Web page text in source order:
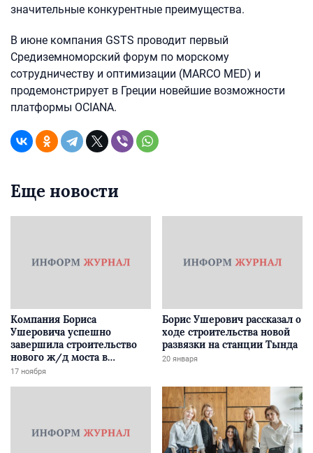
значительные конкурентные преимущества.
В июне компания GSTS проводит первый
Средиземноморский форум по морскому
сотрудничеству и оптимизации (MARCO MED) и
продемонстрирует в Греции новейшие возможности
платформы OCIANA.
Еще новости
Компания Бориса
Ушеровича успешно
завершила строительство
нового ж/д моста в
Забайкалье
17 ноября
Борис Ушерович рассказал о
ходе строительства новой
развязки на станции Тында
20 января